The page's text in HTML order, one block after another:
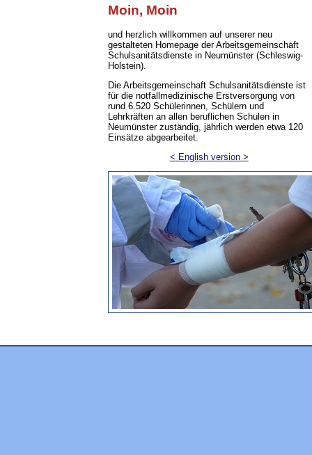
Moin, Moin
und herzlich willkommen auf unserer neu
gestalteten Homepage der Arbeitsgemeinschaft
Schulsanitätsdienste in Neumünster (Schleswig-
Holstein).
Die Arbeitsgemeinschaft Schulsanitätsdienste ist
für die notfallmedizinische Erstversorgung von
rund 6.520 Schülerinnen, Schülern und
Lehrkräften an allen beruflichen Schulen in
Neumünster zuständig, jährlich werden etwa 120
Einsätze abgearbeitet.
< English version >